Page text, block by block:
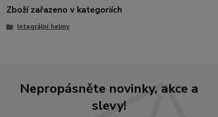
Zboží zařazeno v kategoriích
Integrální helmy
Nepropásněte novinky, akce a
slevy!